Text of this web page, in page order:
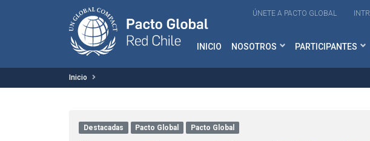
ÚNETE A PACTO GLOBAL
INICIO NOSOTROS PARTICIPANTES
Inicio
Destacadas Pacto Global Pacto Global